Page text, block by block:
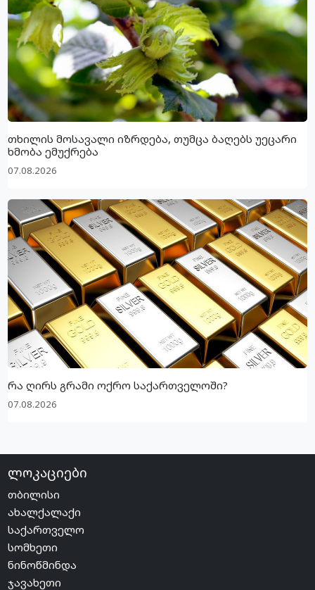
თხილის მოსავალი იზრდება, თუმცა ბაღებს უეცარი
ხმობა ემუქრება
07.08.2026
რა ღირს გრამი ოქრო საქართველოში?
07.08.2026
ლოკაციები
თბილისი
ახალქალაქი
საქართველო
სომხეთი
ნინოწმინდა
ჯავახეთი